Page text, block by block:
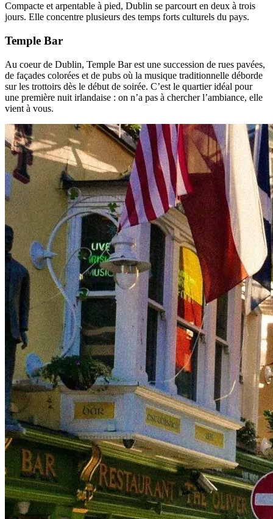
Compacte et arpentable à pied, Dublin se parcourt en deux à trois
jours. Elle concentre plusieurs des temps forts culturels du pays.
Temple Bar
Au coeur de Dublin, Temple Bar est une succession de rues pavées,
de façades colorées et de pubs où la musique traditionnelle déborde
sur les trottoirs dès le début de soirée. C’est le quartier idéal pour
une première nuit irlandaise : on n’a pas à chercher l’ambiance, elle
vient à vous.